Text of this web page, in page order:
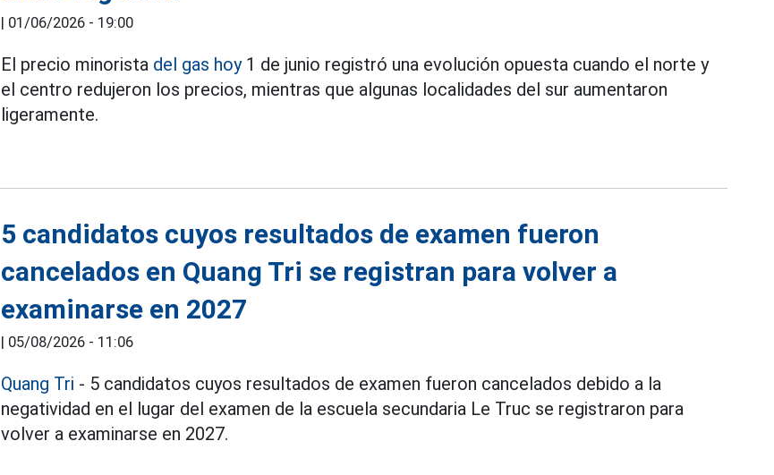
| 01/06/2026 - 19:00
El precio minorista del gas hoy1 de junio registró una evolución opuesta cuando el norte y
el centro redujeron los precios, mientras que algunas localidades del sur aumentaron
ligeramente.
5 candidatos cuyos resultados de examen fueron
cancelados en Quang Tri se registran para volver a
examinarse en 2027
| 05/08/2026 - 11:06
Quang Tri - 5 candidatos cuyos resultados de examen fueron cancelados debido a la
negatividad en el lugar del examen de la escuela secundaria Le Truc se registraron para
volver a examinarse en 2027.